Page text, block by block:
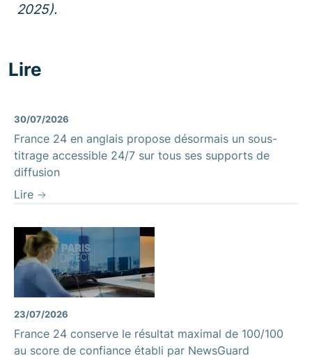
2025).
Lire
30/07/2026
France 24 en anglais propose désormais un sous-
titrage accessible 24/7 sur tous ses supports de
diffusion
Lire
23/07/2026
France 24 conserve le résultat maximal de 100/100
au score de confiance établi par NewsGuard